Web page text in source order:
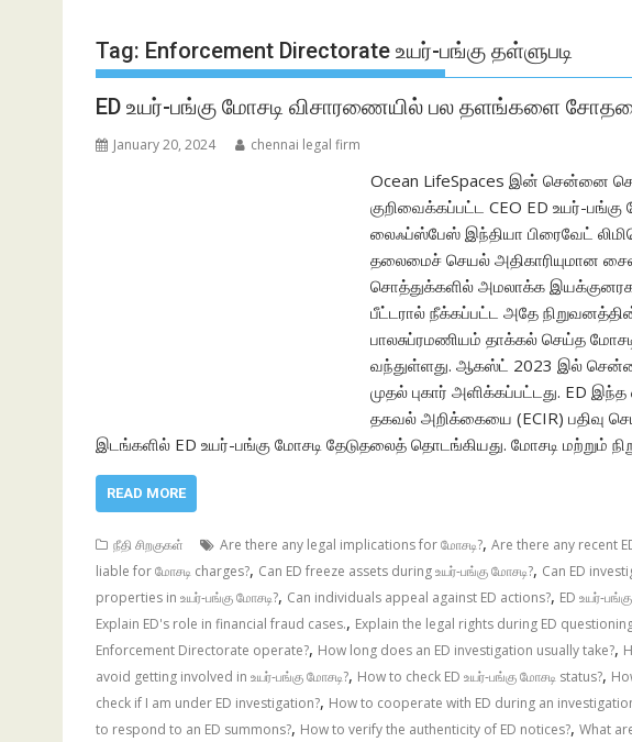
Tag: Enforcement Directorate உயர்-பங்கு தள்ளுபடி
ED உயர்-பங்கு மோசடி விசாரணையில் பல தளங்களை
January 20, 2024 chennai legal firm
Ocean LifeSpaces இன் சென்னை
குறிவைக்கப்பட்ட CEO ED உயர்-
லைஃப்ஸ்பேஸ் இந்தியா பிரைவேட்
தலைமைச் செயல் அதிகாரியுமான
சொத்துக்களில் அமலாக்க
பீட்டரால் நீக்கப்பட்ட அதே
பாலசுப்ரமணியம் தாக்கல் செய்த
வந்துள்ளது. ஆகஸ்ட் 2023 இல் சென்னை
முதல் புகார் அளிக்கப்பட்டது. ED
தகவல் அறிக்கையை (ECIR) பதிவு
இடங்களில் ED உயர்-பங்கு மோசடி தேடுதலைத் தொடங்கியது. மோசடி மற்றும்
READ MORE
நீதி சிறகுகள் Are there any legal implications for மோசடி?, Are there any recent
liable for மோசடி charges?, Can ED freeze assets during உயர்-பங்கு மோசடி?, Can ED
properties in உயர்-பங்கு மோசடி?, Can individuals appeal against ED actions?, ED உயர்-
Explain ED's role in financial fraud cases., Explain the legal rights during ED
Enforcement Directorate operate?, How long does an ED investigation usually take?,
avoid getting involved in உயர்-பங்கு மோசடி?, How to check ED உயர்-பங்கு மோசடி status?,
check if I am under ED investigation?, How to cooperate with ED during an
to respond to an ED summons?, How to verify the authenticity of ED notices?, What